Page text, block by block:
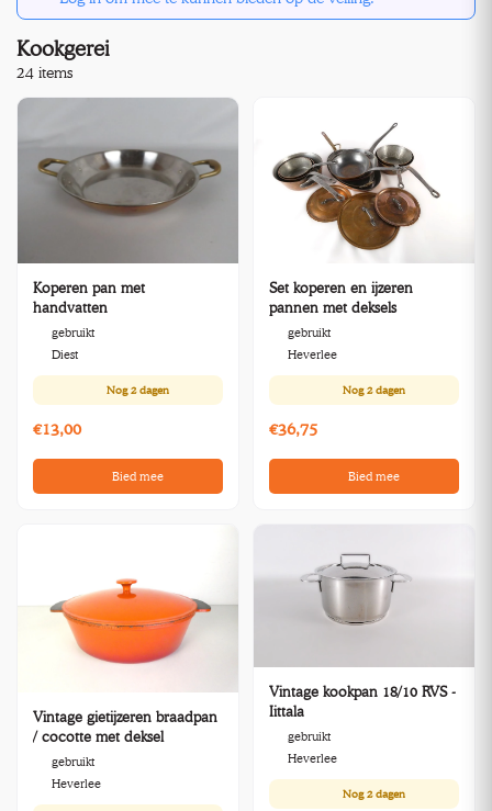
Kookgerei
24 items
Koperen pan met
handvatten
gebruikt
Diest
Nog2 dagen
€13,00
Bied mee
Set koperen en ijzeren
pannen met deksels
gebruikt
Heverlee
Nog2 dagen
€36,75
Bied mee
Vintage gietijzeren braadpan
/ cocotte met deksel
gebruikt
Heverlee
Vintage kookpan 18/10 RVS -
Iittala
gebruikt
Heverlee
Nog2 dagen